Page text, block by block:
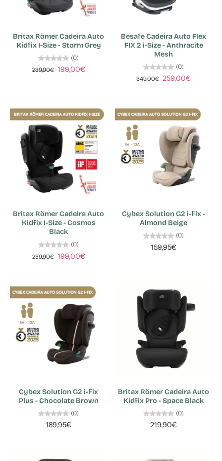
Britax Römer Cadeira Auto
Kidfix I-Size - Storm Grey
(0)
239,90€ 199,00€
Besafe Cadeira Auto Flex
FIX 2 i-Size - Anthracite
Mesh
(0)
349,00€ 259,00€
Britax Römer Cadeira Auto
Kidfix I-Size - Cosmos
Black
(0)
239,90€ 199,00€
Cybex Solution G2 i-Fix -
Almond Beige
(0)
159,95€
Cybex Solution G2 i-Fix
Plus - Chocolate Brown
(0)
189,95€
Britax Römer Cadeira Auto
Kidfix Pro - Space Black
(0)
219,90€